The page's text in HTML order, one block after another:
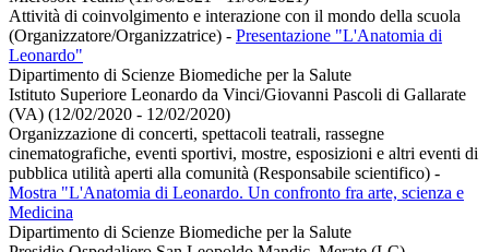
Attività di coinvolgimento e interazione con il mondo della scuola
(Organizzatore/Organizzatrice) - Presentazione "L'Anatomia di
Leonardo"
Dipartimento di Scienze Biomediche per la Salute
Istituto Superiore Leonardo da Vinci/Giovanni Pascoli di Gallarate
(VA) (12/02/2020 - 12/02/2020)
Organizzazione di concerti, spettacoli teatrali, rassegne
cinematografiche, eventi sportivi, mostre, esposizioni e altri eventi di
pubblica utilità aperti alla comunità (Responsabile scientifico) -
Mostra "L'Anatomia di Leonardo. Un confronto fra arte, scienza e
Medicina
Dipartimento di Scienze Biomediche per la Salute